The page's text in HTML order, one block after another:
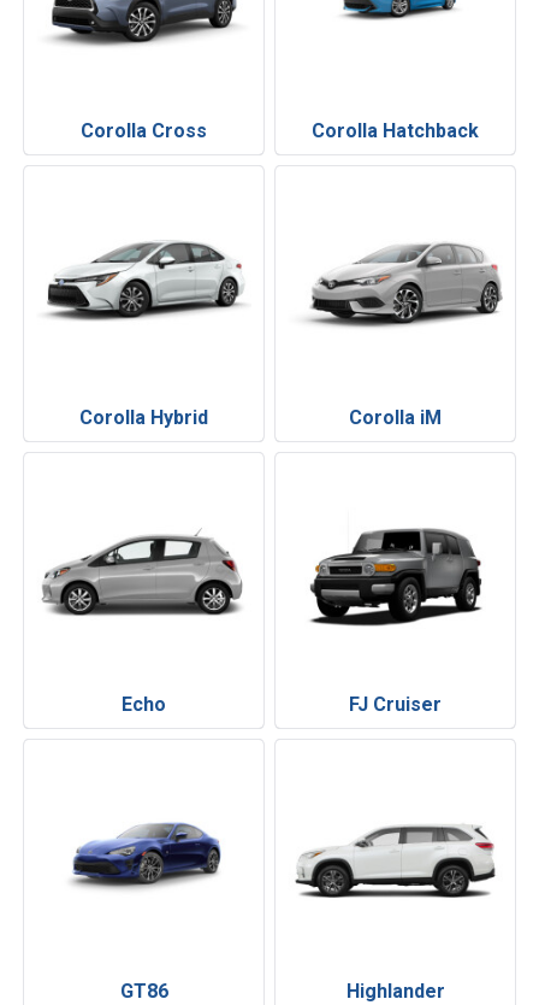
Corolla Cross Corolla Hatchback
Corolla Hybrid Corolla iM
Echo FJ Cruiser
GT86 Highlander